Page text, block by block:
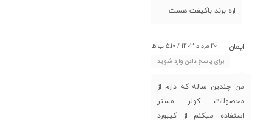
اره برند باکیفت هست
ايمان
20 مرداد 1403 / 5:10 ب.ظ
برای پاسخ دادن وارد شوید
من چندين ساله كه دارم از
محصولات كولر مستر
استفاده ميكنم از كيبورد